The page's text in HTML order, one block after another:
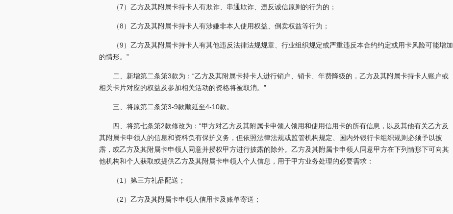
（7）乙方及其附属卡持卡人有欺诈、串通欺诈、违反诚信原则的行为的；
（8）乙方及其附属卡持卡人有涉嫌非本人使用权益、倒卖权益等行为；
（9）乙方及其附属卡持卡人有其他违反法律法规规章、行业组织规定或严重违反本合约约定或用卡风险可能增加
的情形。”
二、新增第二条第3款为：“乙方及其附属卡持卡人进行销户、销卡、年费降级的，乙方及其附属卡持卡人账户或
相关卡片对应的权益及参加相关活动的资格将被取消。”
三、将原第二条第3-9款顺延至4-10款。
四、将第七条第2款修改为：“甲方对乙方及其附属卡申领人领用和使用信用卡的所有信息，以及其他有关乙方及
其附属卡申领人的信息和资料负有保护义务，但依照法律法规或监管机构规定、国内外银行卡组织规则必须予以披
露，或乙方及其附属卡申领人同意并授权甲方进行披露的除外。乙方及其附属卡申领人同意甲方在下列情形下可向其
他机构和个人获取或提供乙方及其附属卡申领人个人信息，用于甲方业务处理的必要需求：
（1）第三方礼品配送；
（2）乙方及其附属卡申领人信用卡及账单寄送；